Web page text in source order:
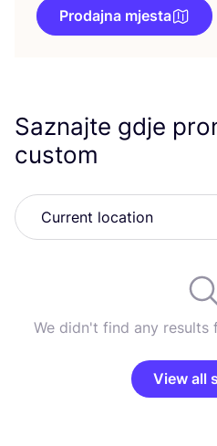
Prodajna mjesta
Saznajte gdje
custom
We didn't find any results
View all